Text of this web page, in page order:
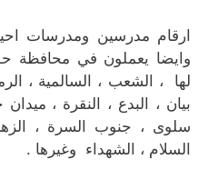
ارقام مدرسين ومدرسات
وايضا يعملون في محافظة
لها ، الشعب ، السالمية ،
بيان ، البدع ، النقرة ،
سلوى ، جنوب السرة ،
السلام ، الشهداء وغيرها .